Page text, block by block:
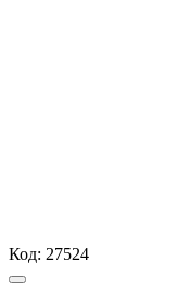
Код: 27524